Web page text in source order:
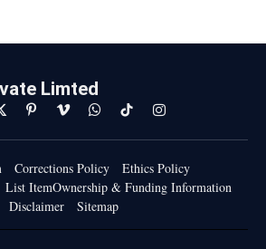
Limted
PinterestVimeoWhatsAppTikTokInstagram
Corrections Policy
Ethics Policy
List ItemOwnership & Funding Information
Disclaimer
Sitemap